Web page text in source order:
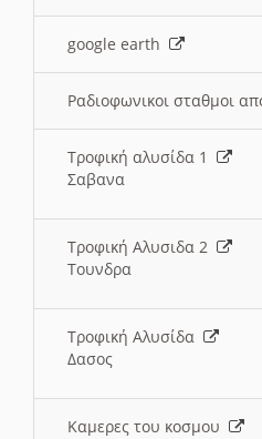
google earth
Ραδιοφωνικοι σταθμοι
Τροφική αλυσίδα 1
Σαβανα
Τροφική Αλυσιδα 2
Τουνδρα
Τροφική Αλυσίδα
Δασος
Καμερες του κοσμου